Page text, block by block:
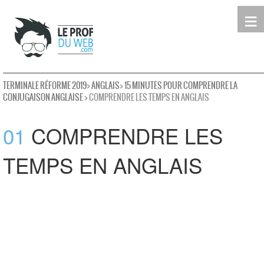
≡
leProfDuWeb
Seconde
Première
Terminale
Rechercher
TERMINALE RÉFORME 2019>ANGLAIS>15 MINUTES POUR COMPRENDRE LA
CONJUGAISON ANGLAISE> COMPRENDRE LES TEMPS EN ANGLAIS
01 COMPRENDRE LES
TEMPS EN ANGLAIS